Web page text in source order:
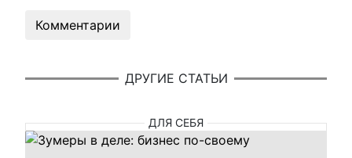
Комментарии
ДРУГИЕ СТАТЬИ
ДЛЯ СЕБЯ